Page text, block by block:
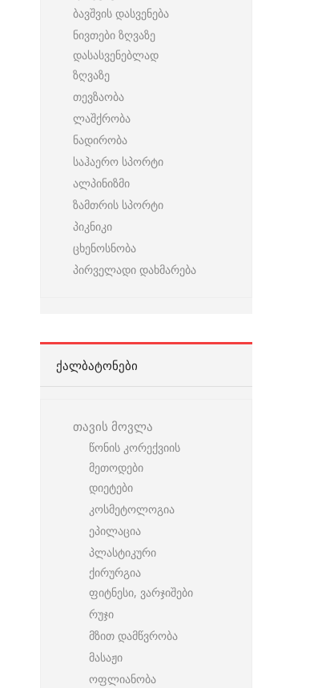
ბავშვის დასვენება
ნივთები ზღვაზე
დასასვენებლად
ზღვაზე
თევზაობა
ლაშქრობა
ნადირობა
საჰაერო სპორტი
ალპინიზმი
ზამთრის სპორტი
პიკნიკი
ცხენოსნობა
პირველადი დახმარება
ᲥᲐᲚᲑᲐᲢᲝᲜᲔᲑᲘ
თავის მოვლა
წონის კორექვიის
მეთოდები
დიეტები
კოსმეტოლოგია
ეპილაცია
პლასტიკური
ქირურგია
ფიტნესი, ვარჯიშები
რუჯი
მზით დამწვრობა
მასაჟი
ოფლიანობა